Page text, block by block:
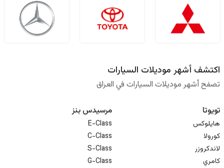
اكتشف أشهر موديلات السيارات
تصفح أشهر موديلات السيارات في العراق
تويوتا
هايلوكس
كورولا
لاندكروزر
كامري
مرسيدس بنز
E-Class
C-Class
S-Class
G-Class